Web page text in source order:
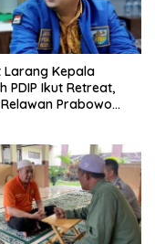
Larang Kepala
PDIP Ikut Retreat,
Prabowo